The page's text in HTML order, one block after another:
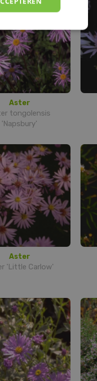
Aster
tongolensis
'Napsbury'
Aster
'Little Carlow'